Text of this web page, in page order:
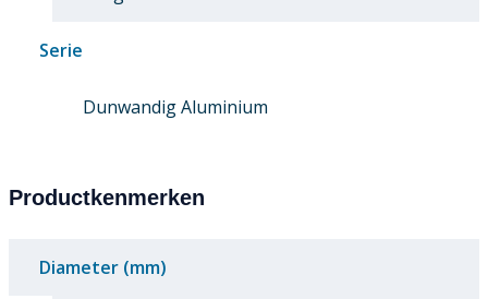
Serie
Dunwandig Aluminium
Productkenmerken
Diameter (mm)